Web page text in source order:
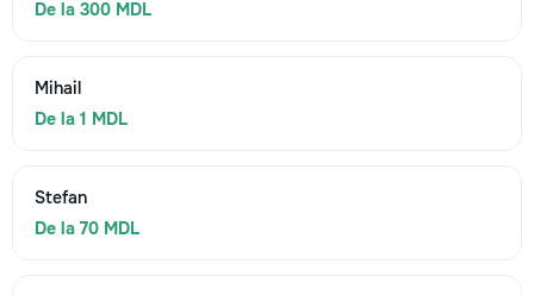
De la 300 MDL
Mihail
De la 1 MDL
Stefan
De la 70 MDL